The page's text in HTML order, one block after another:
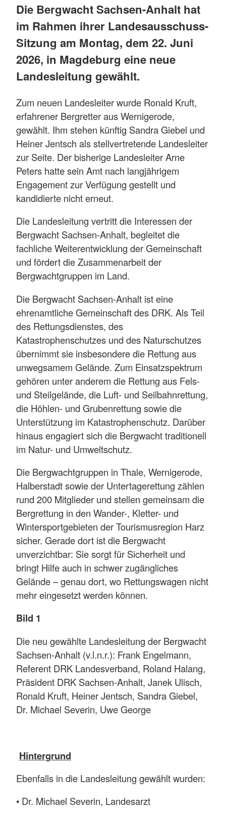
Die Bergwacht Sachsen-Anhalt hat
im Rahmen ihrer Landesausschuss-
Sitzung am Montag, dem 22. Juni
2026, in Magdeburg eine neue
Landesleitung gewählt.
Zum neuen Landesleiter wurde Ronald Kruft,
erfahrener Bergretter aus Wernigerode,
gewählt. Ihm stehen künftig Sandra Giebel und
Heiner Jentsch als stellvertretende Landesleiter
zur Seite. Der bisherige Landesleiter Arne
Peters hatte sein Amt nach langjährigem
Engagement zur Verfügung gestellt und
kandidierte nicht erneut.
Die Landesleitung vertritt die Interessen der
Bergwacht Sachsen-Anhalt, begleitet die
fachliche Weiterentwicklung der Gemeinschaft
und fördert die Zusammenarbeit der
Bergwachtgruppen im Land.
Die Bergwacht Sachsen-Anhalt ist eine
ehrenamtliche Gemeinschaft des DRK. Als Teil
des Rettungsdienstes, des
Katastrophenschutzes und des Naturschutzes
übernimmt sie insbesondere die Rettung aus
unwegsamem Gelände. Zum Einsatzspektrum
gehören unter anderem die Rettung aus Fels-
und Steilgelände, die Luft- und Seilbahnrettung,
die Höhlen- und Grubenrettung sowie die
Unterstützung im Katastrophenschutz. Darüber
hinaus engagiert sich die Bergwacht traditionell
im Natur- und Umweltschutz.
Die Bergwachtgruppen in Thale, Wernigerode,
Halberstadt sowie der Untertagerettung zählen
rund 200 Mitglieder und stellen gemeinsam die
Bergrettung in den Wander-, Kletter- und
Wintersportgebieten der Tourismusregion Harz
sicher. Gerade dort ist die Bergwacht
unverzichtbar: Sie sorgt für Sicherheit und
bringt Hilfe auch in schwer zugängliches
Gelände – genau dort, wo Rettungswagen nicht
mehr eingesetzt werden können.
Bild 1
Die neu gewählte Landesleitung der Bergwacht
Sachsen-Anhalt (v.l.n.r.): Frank Engelmann,
Referent DRK Landesverband, Roland Halang,
Präsident DRK Sachsen-Anhalt, Janek Ulisch,
Ronald Kruft, Heiner Jentsch, Sandra Giebel,
Dr. Michael Severin, Uwe George
Hintergrund
Ebenfalls in die Landesleitung gewählt wurden:
• Dr. Michael Severin, Landesarzt